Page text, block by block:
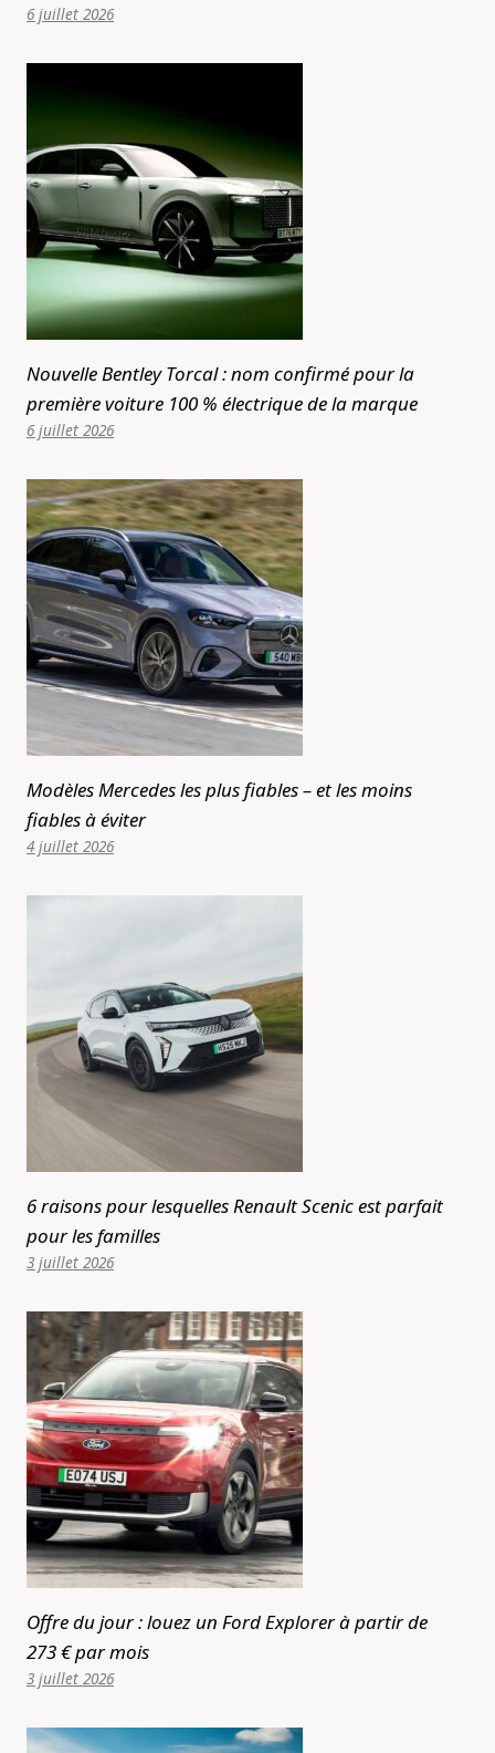
6 juillet 2026
Nouvelle Bentley Torcal : nom confirmé pour la
première voiture 100 % électrique de la marque
6 juillet 2026
Modèles Mercedes les plus fiables – et les moins
fiables à éviter
4 juillet 2026
6 raisons pour lesquelles Renault Scenic est parfait
pour les familles
3 juillet 2026
Offre du jour : louez un Ford Explorer à partir de
273 € par mois
3 juillet 2026